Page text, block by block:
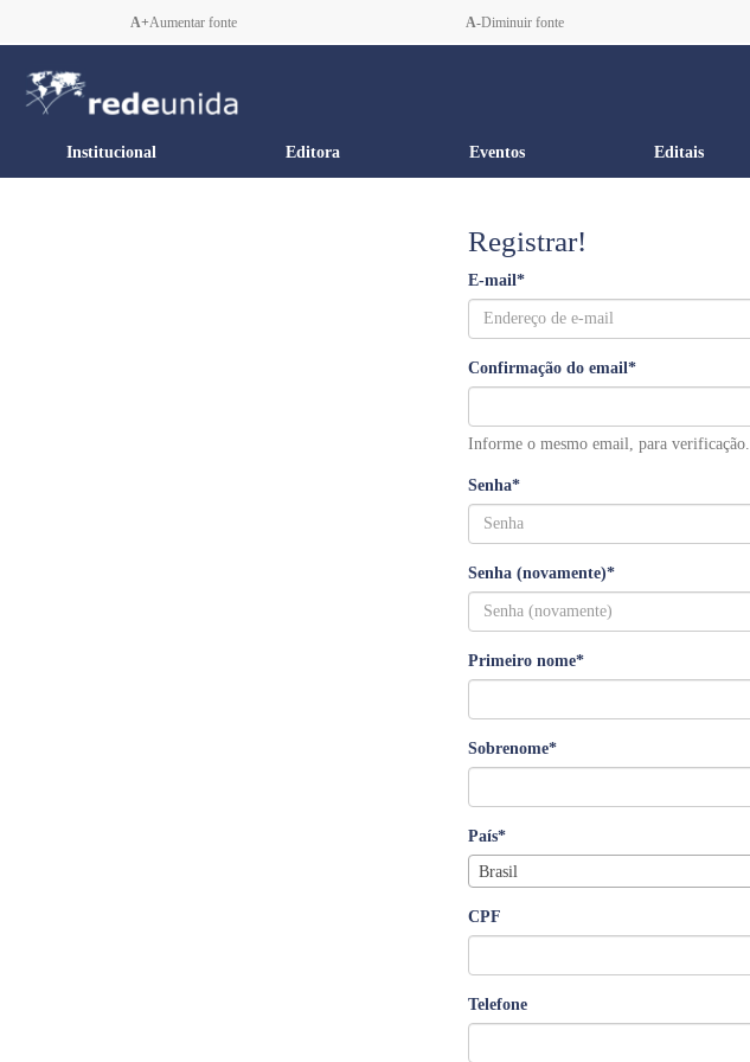
A+Aumentar fonte A-Diminuir fonte
Institucional Editora Eventos Editais
Registrar!
E-mail*
Confirmação do email*
Informe o mesmo email, para verificação.
Senha*
Senha (novamente)*
Primeiro nome*
Sobrenome*
País*
Brasil
CPF
Telefone